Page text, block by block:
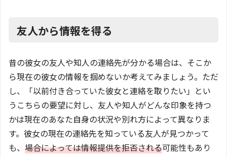
友人から情報を得る
昔の彼女の友人や知人の連絡先が分かる場合は、そこか
ら現在の彼女の情報を掴めないか考えてみましょう。ただ
し、「以前付き合っていた彼女と連絡を取りたい」とい
うこちらの要望に対し、友人や知人がどんな印象を持つ
かは現在のあなた自身の状況や別れ方によって異なりま
す。彼女の現在の連絡先を知っている友人が見つかって
も、 場合によっては情報提供を拒否される可能性もあり